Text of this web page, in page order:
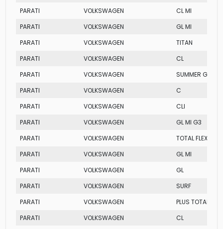
PARATI
VOLKSWAGEN
CL MI
PARATI
VOLKSWAGEN
GL MI
PARATI
VOLKSWAGEN
TITAN
PARATI
VOLKSWAGEN
CL
PARATI
VOLKSWAGEN
SUMMER G3
PARATI
VOLKSWAGEN
C
PARATI
VOLKSWAGEN
CLI
PARATI
VOLKSWAGEN
GL MI G3
PARATI
VOLKSWAGEN
TOTAL FLEX
PARATI
VOLKSWAGEN
GL MI
PARATI
VOLKSWAGEN
GL
PARATI
VOLKSWAGEN
SURF
PARATI
VOLKSWAGEN
PLUS TOTAL FLEX
PARATI
VOLKSWAGEN
CL